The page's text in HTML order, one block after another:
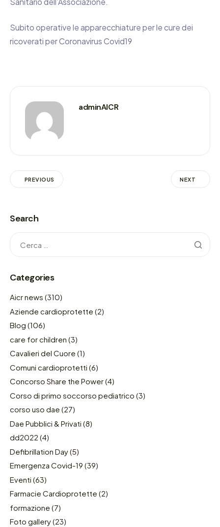
Subito operative le apparecchiature per le cure dei
ricoverati per Coronavirus Covid19
adminAICR
PREVIOUS NEXT
Search
Categories
Aicr news (310)
Aziende cardioprotette (2)
Blog (106)
care for children (3)
Cavalieri del Cuore (1)
Comuni cardioprotetti (6)
Concorso Share the Power(4)
Corso di primo soccorso pediatrico (3)
corso uso dae (27)
Dae Pubblici & Privati (8)
dd2022 (4)
Defibrillation Day(5)
Emergenza Covid-19 (39)
Eventi (63)
Farmacie Cardioprotette (2)
formazione (7)
Foto gallery(23)